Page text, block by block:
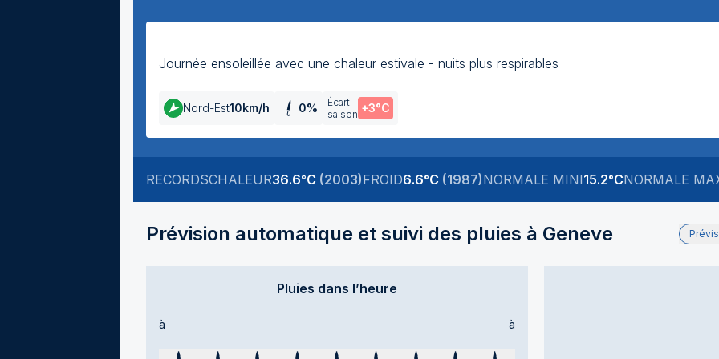
Journée ensoleillée avec une chaleur estivale - nuits plus respirables
Nord-Est10km/h 0%
Écart
saison +3°C
RECORDSCHALEUR36.6°C (2003)FROID6.6°C (1987)NORMALE MINI15.2°CNORMALE
Prévision automatique et suivi des pluies à Geneve
Pluies dans l’heure
à à
Temps secTemps secTemps secTemps secTemps secTemps secTemps secTemps secTemps sec